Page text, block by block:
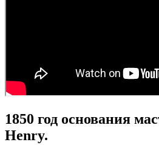
1850 год основания
Henry.